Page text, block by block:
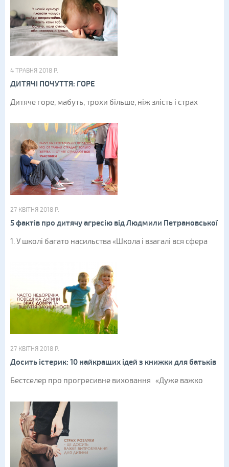
4 ТРАВНЯ 2018 Р.
ДИТЯЧІ ПОЧУТТЯ: ГОРЕ
Дитяче горе, мабуть, трохи більше, ніж злість і страх
27 КВІТНЯ 2018 Р.
5 фактів про дитячу агресію від Людмили Петрановської
1. У школі багато насильства «Школа і взагалі вся сфера
27 КВІТНЯ 2018 Р.
Досить істерик: 10 найкращих ідей з книжки для батьків
Бестселер про прогресивне виховання «Дуже важко